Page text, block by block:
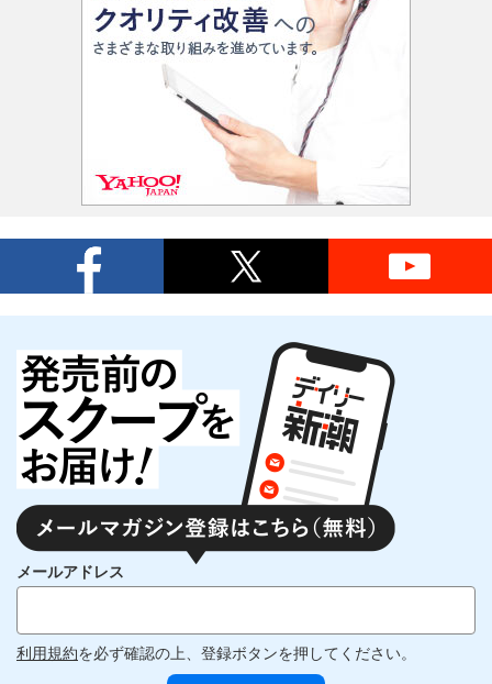
メールアドレス
利用規約を必ず確認の上、登録ボタンを押してください。